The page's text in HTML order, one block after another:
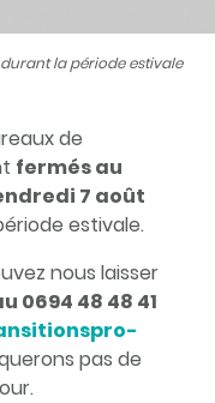
la période estivale
de
fermés au
7 août
estivale.
nous laisser
0694 48 48 41
pas de